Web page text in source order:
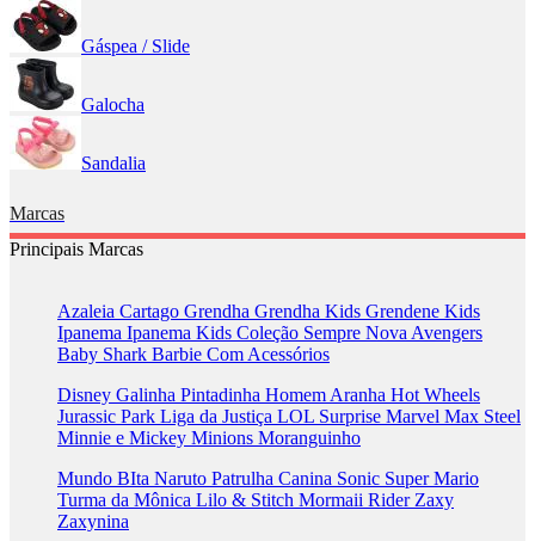
Gáspea / Slide
Galocha
Sandalia
Marcas
Principais Marcas
Azaleia Cartago Grendha Grendha Kids Grendene Kids
Ipanema Ipanema Kids Coleção Sempre Nova Avengers
Baby Shark Barbie Com Acessórios
Disney Galinha Pintadinha Homem Aranha Hot Wheels
Jurassic Park Liga da Justiça LOL Surprise Marvel Max Steel
Minnie e Mickey Minions Moranguinho
Mundo BIta Naruto Patrulha Canina Sonic Super Mario
Turma da Mônica Lilo & Stitch Mormaii Rider Zaxy
Zaxynina